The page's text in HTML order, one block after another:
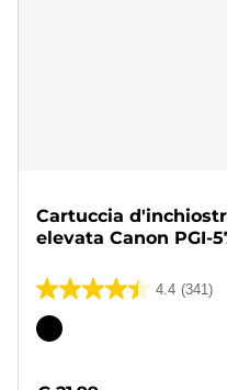
Cartuccia
elevata Canon PGI-
4.4 (341)
4.4
su
Cartuccia
colori